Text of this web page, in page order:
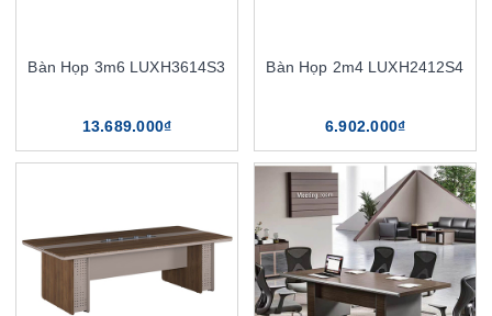
Bàn Họp 3m6 LUXH3614S3
13.689.000₫
Bàn Họp 2m4 LUXH2412S4
6.902.000₫